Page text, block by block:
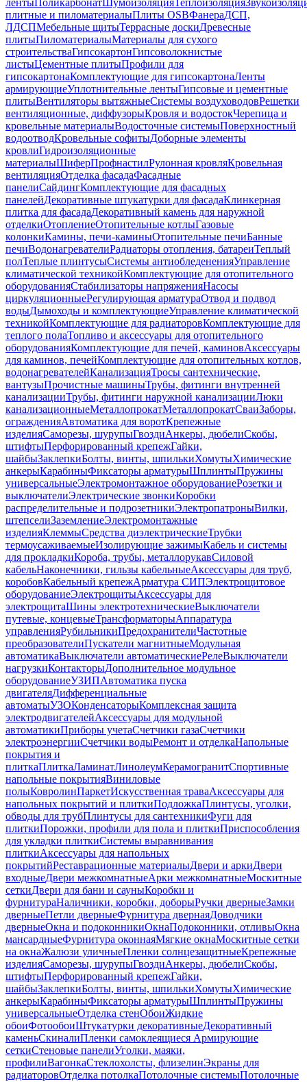
лентыПоликарбонатШумоизоляцияТеплоизоляция
плитные и пиломатериалыПлиты OSBФанераДСП,
ЛДСПМебельные щитыТеррасные доскиДревесные
плитыПиломатериалыМатериалы для сухого
строительстваГипсокартонГипсоволокнистые
листыЦементные плитыПрофили для
гипсокартонаКомплектующие для гипсокартонаЛенты
армирующиеУплотнительные лентыГипсовые и цементные
плитыВентиляторы вытяжныеСистемы воздуховодовРешетки
вентиляционные, диффузорыКровля и водостокЧерепица и
кровельные материалыВодосточные системыПоверхностный
водоотводКровельные софитыДоборные элементы
кровлиГидроизоляционные
материалыШиферПрофнастилРулонная кровляКровельная
вентиляцияОтделка фасадаФасадные
панелиСайдингКомплектующие для фасадных
панелейДекоративные штукатурки для фасадаКлинкерная
плитка для фасадаДекоративный камень для наружной
отделкиОтоплениеОтопительные котлыГазовые
колонкиКамины, печи-каминыОтопительные печиБанные
печиВодонагревателиРадиаторы отопления, батареиТеплый
полТеплые плинтусыСистемы антиобледененияУправление
климатической техникойКомплектующие для отопительного
оборудованияСтабилизаторы напряженияНасосы
циркуляционныеРегулирующая арматураОтвод и подвод
водыДымоходы и комплектующиеУправление климатической
техникойКомплектующие для радиаторовКомплектующие для
теплого полаТопливо и аксессуары для отопительного
оборудованияКомплектующие для печей, каминовАксессуары
для каминов, печейКомплектующие для отопительных котлов,
водонагревателейКанализацияТросы сантехнические,
вантузыПрочистные машиныТрубы, фитинги внутренней
канализацииТрубы, фитинги наружной канализацииЛюки
канализационныеМеталлопрокатМеталлопрокатСваиЗаборы,
огражденияАвтоматика для воротКрепежные
изделияСаморезы, шурупыГвоздиАнкеры, дюбелиСкобы,
штифтыПерфорированный крепежГайки,
шайбыЗаклепкиБолты, винты, шпилькиХомутыХимические
анкерыКарабиныФиксаторы арматурыШплинтыПружины
универсальныеЭлектромонтажное оборудованиеРозетки и
выключателиЭлектрические звонкиКоробки
распределительные и подрозетникиЭлектропатроныВилки,
штепселиЗаземлениеЭлектромонтажные
изделияКлеммыСредства диэлектрическиеТрубки
термоусаживаемыеИзолирующие зажимыКабель и системы
для прокладкиКороба, трубы, металлорукавСиловой
кабельНаконечники, гильзы кабельныеАксессуары для труб,
коробовКабельный крепежАрматура СИПЭлектрощитовое
оборудованиеЭлектрощитыАксессуары для
электрощитаШины электротехническиеВыключатели
путевые, концевыеТрансформаторыАппаратура
управленияРубильникиПредохранителиЧастотные
преобразователиПускатели магнитныеМодульная
автоматикаВыключатели автоматическиеРелеВыключатели
нагрузкиКонтакторыДополнительное модульное
оборудованиеУЗИПАвтоматика пуска
двигателяДифференциальные
автоматыУЗОКонденсаторыКомплексная защита
электродвигателейАксессуары для модульной
автоматикиПриборы учетаСчетчики газаСчетчики
электроэнергииСчетчики водыРемонт и отделкаНапольные
покрытия и
плиткаПлиткаЛаминатЛинолеумКерамогранитСпортивные
напольные покрытияВиниловые
полыКовролинПаркетИскусственная траваАксессуары для
напольных покрытий и плиткиПодложкаПлинтусы, уголки,
обводы для трубПлинтусы для сантехникиФуги для
плиткиПорожки, профили для пола и плиткиПриспособления
для укладки плиткиСистемы выравнивания
плиткиАксессуары для напольных
покрытийРеставрационные материалыДвери и аркиДвери
входныеДвери межкомнатныеАрки межкомнатныеМоскитные
сеткиДвери для бани и сауныКоробки и
фурнитураНаличники, коробки, доборыРучки дверныеЗамки
дверныеПетли дверныеФурнитура двернаяДоводчики
дверныеОкна и подоконникиОкнаПодоконники, отливыОкна
мансардныеФурнитура оконнаяМягкие окнаМоскитные сетки
на окнаЖалюзи уличныеПленки солнцезащитныеКрепежные
изделияСаморезы, шурупыГвоздиАнкеры, дюбелиСкобы,
штифтыПерфорированный крепежГайки,
шайбыЗаклепкиБолты, винты, шпилькиХомутыХимические
анкерыКарабиныФиксаторы арматурыШплинтыПружины
универсальныеОтделка стенОбоиЖидкие
обоиФотообоиШтукатурки декоративныеДекоративный
каменьСкиналиПленки самоклеящиеся Армирующие
сеткиСтеновые панелиУголки, маяки,
профилиВагонкаСтеклохолсты, флизелинЭкраны для
радиаторовОтделка потолкаПотолочные системыПотолочные